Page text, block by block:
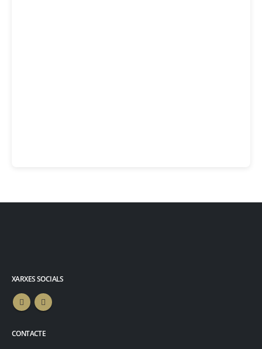
XARXES SOCIALS
CONTACTE